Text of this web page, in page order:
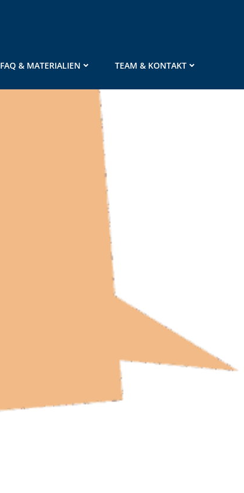
FAQ & MATERIALIEN TEAM & KONTAKT